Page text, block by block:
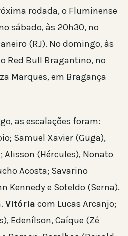
rodada, o Fluminense
sábado, às 20h30, no
(RJ). No domingo, às
Red Bull Bragantino, no
Marques, em Bragança
as escalações foram:
Samuel Xavier (Guga),
Alisson (Hércules), Nonato
Acosta; Savarino
Kennedy e Soteldo (Serna).
Vitória com Lucas Arcanjo;
Edenílson, Caíque (Zé